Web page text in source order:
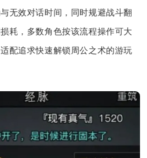
无效对话时间，同时规避战斗翻
耗，多数角色按该流程操作可大
配追求快速解锁周公之术的游玩